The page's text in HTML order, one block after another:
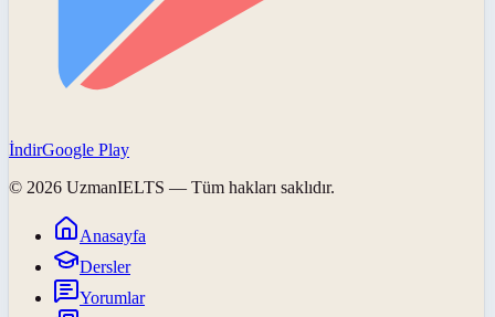
İndirGoogle Play
© 2026 UzmanIELTS — Tüm hakları saklıdır.
Anasayfa
Dersler
Yorumlar